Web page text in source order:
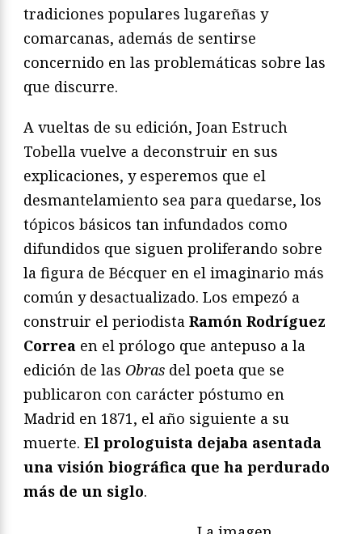
tradiciones populares lugareñas y
comarcanas, además de sentirse
concernido en las problemáticas sobre las
que discurre.
A vueltas de su edición, Joan Estruch
Tobella vuelve a deconstruir en sus
explicaciones, y esperemos que el
desmantelamiento sea para quedarse, los
tópicos básicos tan infundados como
difundidos que siguen proliferando sobre
la figura de Bécquer en el imaginario más
común y desactualizado. Los empezó a
construir el periodista Ramón Rodríguez
Correa en el prólogo que antepuso a la
edición de las Obras del poeta que se
publicaron con carácter póstumo en
Madrid en 1871, el año siguiente a su
muerte. El prologuista dejaba asentada
una visión biográfica que ha perdurado
más de un siglo.